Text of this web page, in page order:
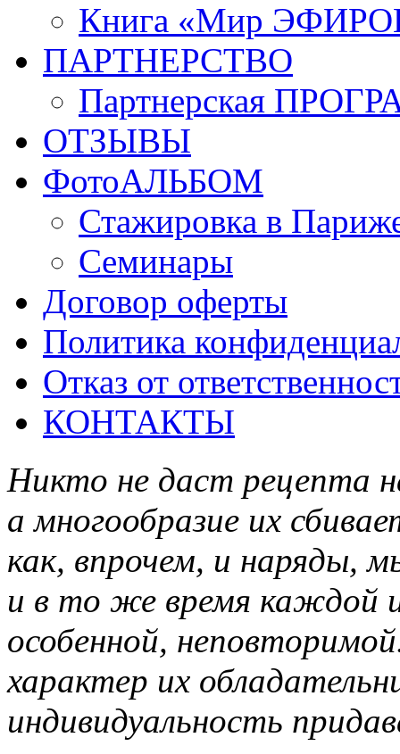
Книга «Мир
ПАРТНЕРСТВО
Партнерская
ОТЗЫВЫ
ФотоАЛЬБОМ
Стажировка в
Семинары
Договор оферты
Политика
Отказ от
КОНТАКТЫ
Никто не даст рецепта
а многообразие их
как, впрочем, и наряды,
и в то же время каждой
особенной,
характер их
индивидуальность